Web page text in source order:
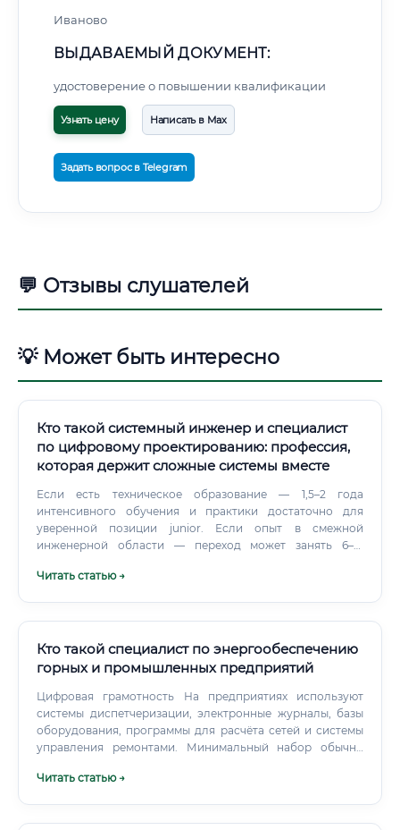
Иваново
ВЫДАВАЕМЫЙ ДОКУМЕНТ:
удостоверение о повышении квалификации
Узнать цену Написать в Max
Задать вопрос в Telegram
💬 Отзывы слушателей
💡 Может быть интересно
Кто такой системный инженер и специалист
по цифровому проектированию: профессия,
которая держит сложные системы вместе
Если есть техническое образование — 1,5–2 года
интенсивного обучения и практики достаточно для
уверенной позиции junior. Если опыт в смежной
инженерной области — переход может занять 6–12
Читать статью →
Кто такой специалист по энергообеспечению
горных и промышленных предприятий
Цифровая грамотность На предприятиях используют
системы диспетчеризации, электронные журналы, базы
оборудования, программы для расчёта сетей и системы
управления ремонтами. Минимальный набор обычно
электронный документооборот и специализированные
Читать статью →